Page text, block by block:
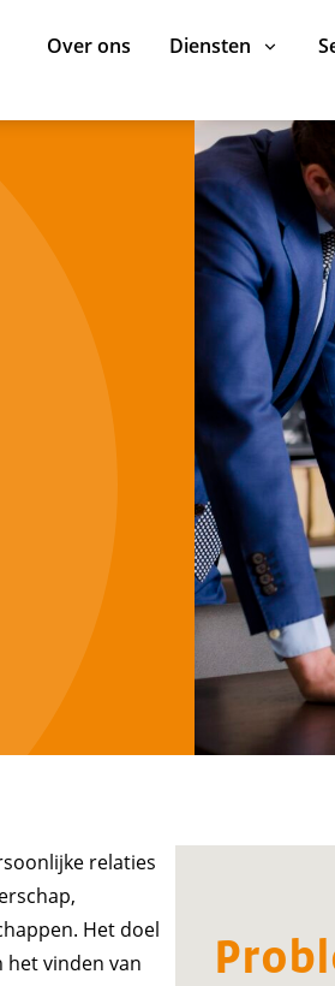
Over ons Diensten
relaties
Het doel
het vinden van